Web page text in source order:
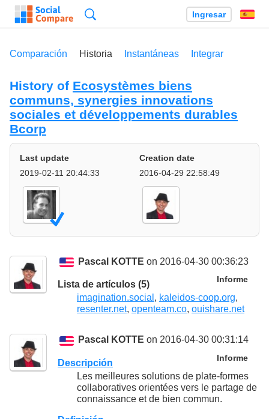
Ingresar
Comparación Historia Instantáneas Integrar
History of Ecosystèmes biens
communs, synergies innovations
sociales et développements durables
Bcorp
Last update
2019-02-11 20:44:33
Creation date
2016-04-29 22:58:49
Pascal KOTTE on 2016-04-30 00:36:23
Informe
Lista de artículos (5)
imagination.social , kaleidos-coop.org,
resenter.net, openteam.co, ouishare.net
Pascal KOTTE on 2016-04-30 00:31:14
Informe
Descripción
Les meilleures solutions de plate-formes
collaboratives orientées vers le partage de
connaissance et de bien commun.